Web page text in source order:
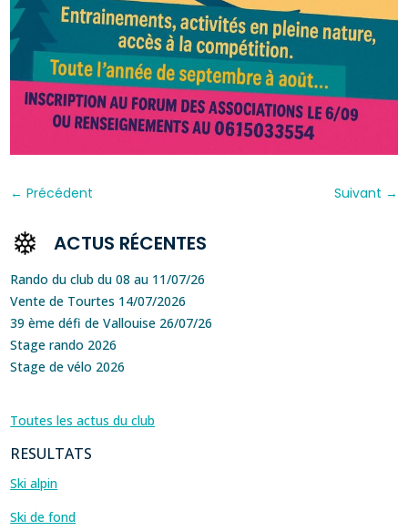
←Précédent Suivant →
ACTUS RÉCENTES
Rando du club du 08 au 11/07/26
Vente de Tourtes 14/07/2026
39 ème défi de Vallouise 26/07/26
Stage rando 2026
Stage de vélo 2026
Toutes les actus du club
RESULTATS
Ski alpin
Ski de fond